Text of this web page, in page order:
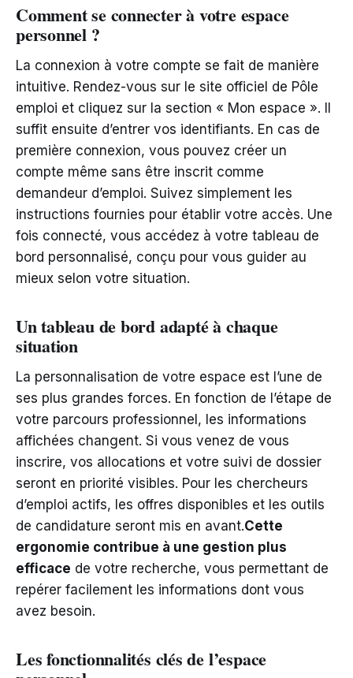
Comment se connecter à votre espace
personnel ?
La connexion à votre compte se fait de manière
intuitive. Rendez-vous sur le site officiel de Pôle
emploi et cliquez sur la section « Mon espace ». Il
suffit ensuite d’entrer vos identifiants. En cas de
première connexion, vous pouvez créer un
compte même sans être inscrit comme
demandeur d’emploi. Suivez simplement les
instructions fournies pour établir votre accès. Une
fois connecté, vous accédez à votre tableau de
bord personnalisé, conçu pour vous guider au
mieux selon votre situation.
Un tableau de bord adapté à chaque
situation
La personnalisation de votre espace est l’une de
ses plus grandes forces. En fonction de l’étape de
votre parcours professionnel, les informations
affichées changent. Si vous venez de vous
inscrire, vos allocations et votre suivi de dossier
seront en priorité visibles. Pour les chercheurs
d’emploi actifs, les offres disponibles et les outils
de candidature seront mis en avant.Cette
ergonomie contribue à une gestion plus
efficace de votre recherche, vous permettant de
repérer facilement les informations dont vous
avez besoin.
Les fonctionnalités clés de l’espace